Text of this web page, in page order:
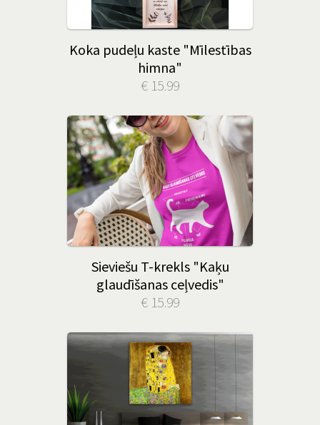
Koka pudeļu kaste "Mīlestības
himna"
€ 15.99
Sieviešu T-krekls "Kaķu
glaudīšanas ceļvedis"
€ 15.99